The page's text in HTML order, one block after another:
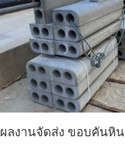
ผลงานจัดส่ง ขอบคันหิน